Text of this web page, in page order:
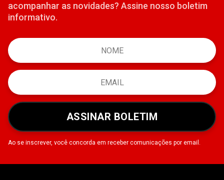
acompanhar as novidades? Assine nosso boletim
informativo.
ASSINAR BOLETIM
Ao se inscrever, você concorda em receber comunicações por email.